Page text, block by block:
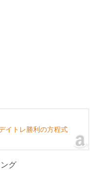
イトレ勝利の方程式
グ